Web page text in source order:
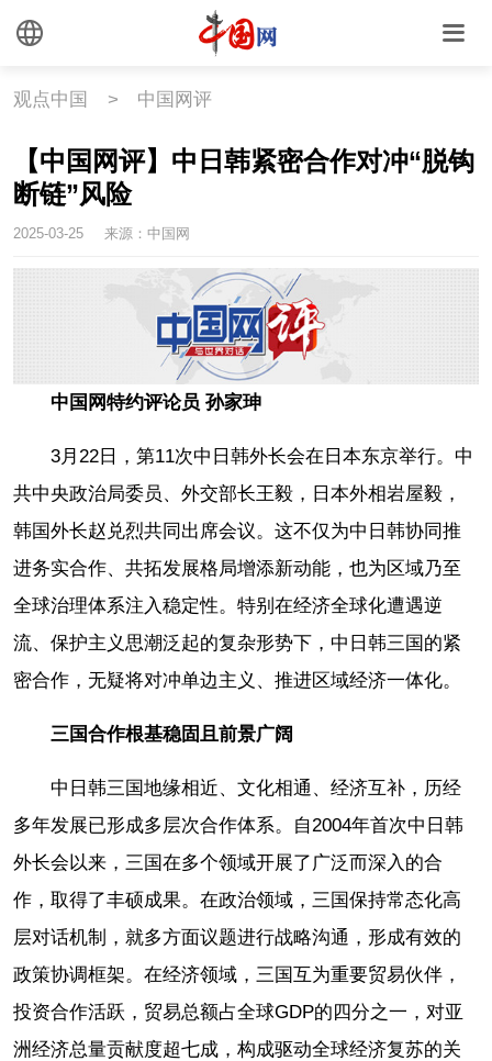
观点中国 > 中国网评
【中国网评】中日韩紧密合作对冲“脱钩
断链”风险
2025-03-25 来源：中国网
中国网特约评论员 孙家珅
3月22日，第11次中日韩外长会在日本东京举行。中
共中央政治局委员、外交部长王毅，日本外相岩屋毅，
韩国外长赵兑烈共同出席会议。这不仅为中日韩协同推
进务实合作、共拓发展格局增添新动能，也为区域乃至
全球治理体系注入稳定性。特别在经济全球化遭遇逆
流、保护主义思潮泛起的复杂形势下，中日韩三国的紧
密合作，无疑将对冲单边主义、推进区域经济一体化。
三国合作根基稳固且前景广阔
中日韩三国地缘相近、文化相通、经济互补，历经
多年发展已形成多层次合作体系。自2004年首次中日韩
外长会以来，三国在多个领域开展了广泛而深入的合
作，取得了丰硕成果。在政治领域，三国保持常态化高
层对话机制，就多方面议题进行战略沟通，形成有效的
政策协调框架。在经济领域，三国互为重要贸易伙伴，
投资合作活跃，贸易总额占全球GDP的四分之一，对亚
洲经济总量贡献度超七成，构成驱动全球经济复苏的关